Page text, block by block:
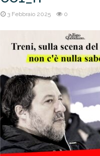
3 Febbraio 2025 0